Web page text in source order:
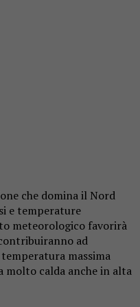
che domina il Nord
e temperature
meteorologico favorirà
ad
massima
molto calda anche in alta